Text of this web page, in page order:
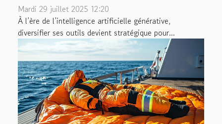
Mardi 29 juillet 2025 12:20
À l’ère de l’intelligence artificielle générative,
diversifier ses outils devient stratégique pour...